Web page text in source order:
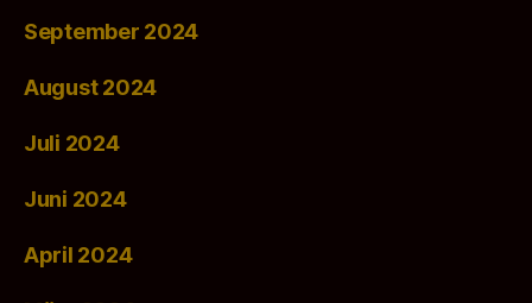
September 2024
August 2024
Juli 2024
Juni 2024
April 2024